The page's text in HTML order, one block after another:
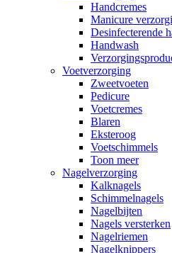
Handcremes
Manicure
Desinfecterende
Handwash
Voetverzorging
Zweetvoeten
Pedicure
Voetcremes
Blaren
Eksteroog
Voetschimmels
Toon meer
Nagelverzorging
Kalknagels
Schimmelnagels
Nagelbijten
Nagels versterken
Nagelriemen
Nagelknippers